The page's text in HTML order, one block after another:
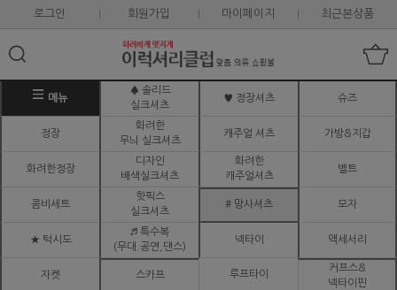
로그인 회원가입 마이페이지 최근본상품
메뉴
♠ 솔리드
실크셔츠
♥ 정장셔츠 슈즈
정장
화려한
무늬 실크셔츠
캐주얼 셔츠 가방&지갑
화려한정장
디자인
배색실크셔츠
화려한
캐주얼셔츠
벨트
콤비세트
핫픽스
실크셔츠
# 망사셔츠 모자
★ 턱시도
♬ 특수복
(무대.공연,댄스)
넥타이 액세서리
자켓 스카프 루프타이
커프스&
넥타이핀